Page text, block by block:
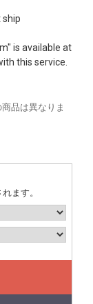
is available at
this service.
品は異なりま
ます。